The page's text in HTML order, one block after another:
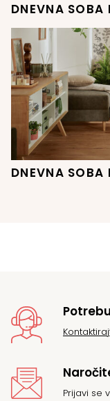
DNEVNA SOBA
DNEVNA SOBA
Prijavi se